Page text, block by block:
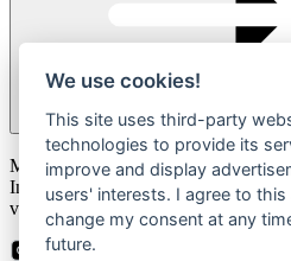
Please
leave
this
field
empty.
Mit der Anmeldung zum Newsletter
Informationen im Rahmen unserer
verarbeiten.
We use cookies!
This site uses third-party
technologies to provide its
improve and display
users' interests. I agree to
change my consent at any
future.